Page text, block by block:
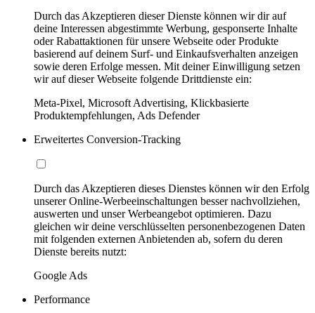
Durch das Akzeptieren dieser Dienste können wir dir auf
deine Interessen abgestimmte Werbung, gesponserte Inhalte
oder Rabattaktionen für unsere Webseite oder Produkte
basierend auf deinem Surf- und Einkaufsverhalten anzeigen
sowie deren Erfolge messen. Mit deiner Einwilligung setzen
wir auf dieser Webseite folgende Drittdienste ein:
Meta-Pixel, Microsoft Advertising, Klickbasierte
Produktempfehlungen, Ads Defender
Erweitertes Conversion-Tracking
Durch das Akzeptieren dieses Dienstes können wir den Erfolg
unserer Online-Werbeeinschaltungen besser nachvollziehen,
auswerten und unser Werbeangebot optimieren. Dazu
gleichen wir deine verschlüsselten personenbezogenen Daten
mit folgenden externen Anbietenden ab, sofern du deren
Dienste bereits nutzt:
Google Ads
Performance